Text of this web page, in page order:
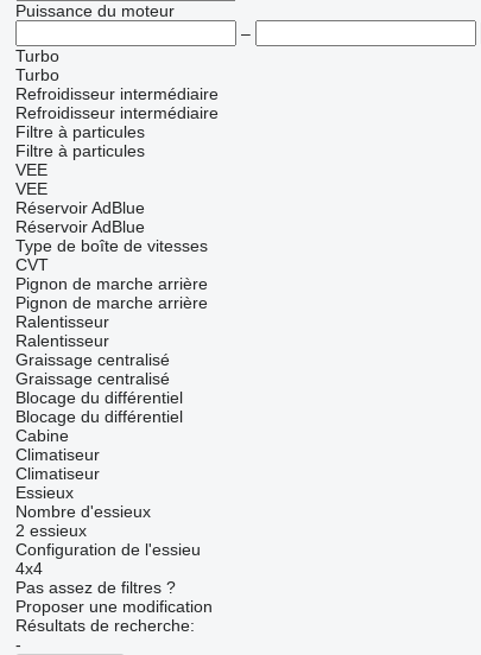
Puissance du moteur
–
Turbo
Turbo
Refroidisseur intermédiaire
Refroidisseur intermédiaire
Filtre à particules
Filtre à particules
VEE
VEE
Réservoir AdBlue
Réservoir AdBlue
Type de boîte de vitesses
CVT
Pignon de marche arrière
Pignon de marche arrière
Ralentisseur
Ralentisseur
Graissage centralisé
Graissage centralisé
Blocage du différentiel
Blocage du différentiel
Cabine
Climatiseur
Climatiseur
Essieux
Nombre d'essieux
2 essieux
Configuration de l'essieu
4x4
Pas assez de filtres ?
Proposer une modification
Résultats de recherche:
-